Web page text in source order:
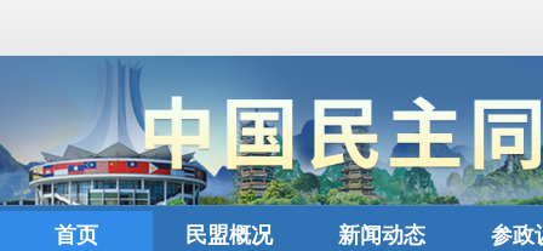
首页 民盟概况 新闻动态 参政